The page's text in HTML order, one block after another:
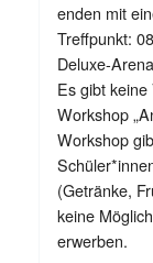
enden mit
Treffpunkt:
Deluxe-
Es gibt
Workshop
Workshop
(Getränke,
keine
erwerben.